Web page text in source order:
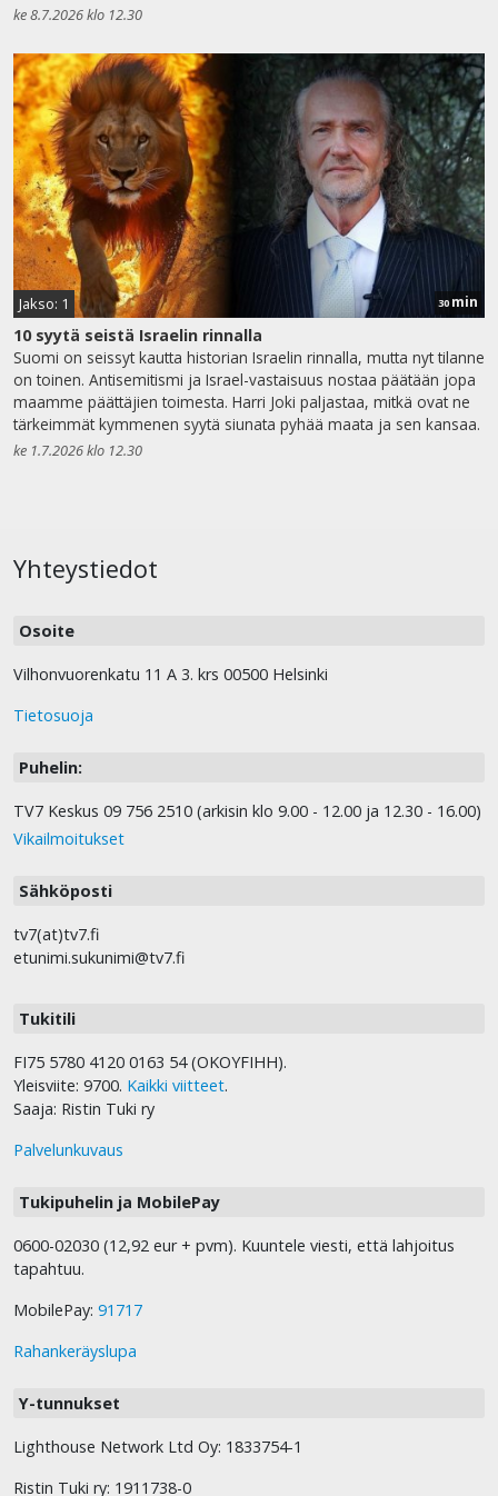
ke 8.7.2026 klo 12.30
Jakso: 1 30 min
10 syytä seistä Israelin rinnalla
Suomi on seissyt kautta historian Israelin rinnalla, mutta nyt tilanne
on toinen. Antisemitismi ja Israel-vastaisuus nostaa päätään jopa
maamme päättäjien toimesta. Harri Joki paljastaa, mitkä ovat ne
tärkeimmät kymmenen syytä siunata pyhää maata ja sen kansaa.
ke 1.7.2026 klo 12.30
Yhteystiedot
Osoite
Vilhonvuorenkatu 11 A 3. krs 00500 Helsinki
Tietosuoja
Puhelin:
TV7 Keskus 09 756 2510 (arkisin klo 9.00 - 12.00 ja 12.30 - 16.00)
Vikailmoitukset
Sähköposti
tv7(at)tv7.fi
etunimi.sukunimi@tv7.fi
Tukitili
FI75 5780 4120 0163 54 (OKOYFIHH).
Yleisviite: 9700. Kaikki viitteet.
Saaja: Ristin Tuki ry
Palvelunkuvaus
Tukipuhelin ja MobilePay
0600-02030 (12,92 eur + pvm). Kuuntele viesti, että lahjoitus
tapahtuu.
MobilePay: 91717
Rahankeräyslupa
Y-tunnukset
Lighthouse Network Ltd Oy: 1833754-1
Ristin Tuki ry: 1911738-0